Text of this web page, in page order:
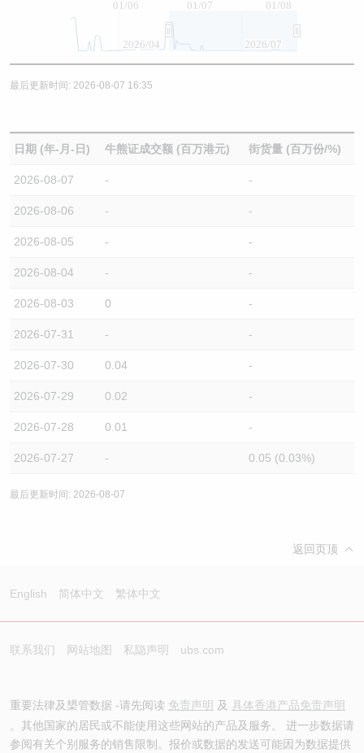
01/06 01/08
01/07
2026/04 2026/07
最后更新时间: 2026-08-07 16:35
日期 (年-月-日) 牛熊证成交额 (百万港元) 街货量 (百万份/%)
2026-08-07 - -
2026-08-06 - -
2026-08-05 - -
2026-08-04 - -
2026-08-03 0 -
2026-07-31 - -
2026-07-30 0.04 -
2026-07-29 0.02 -
2026-07-28 0.01 -
2026-07-27 - 0.05 (0.03%)
最后更新时间: 2026-08-07
返回页顶
English 简体中文 繁体中文
联系我们 网站地图 私隐声明 ubs.com
重要法律及槼管数据 -请先阅读 免责声明 及 具体香港产品免责声明
。其他国家的居民或不能使用这些网站的产品及服务。 进一步数据请
参阅有关个别服务的销售限制。报价或数据的发送可能因为数据提供